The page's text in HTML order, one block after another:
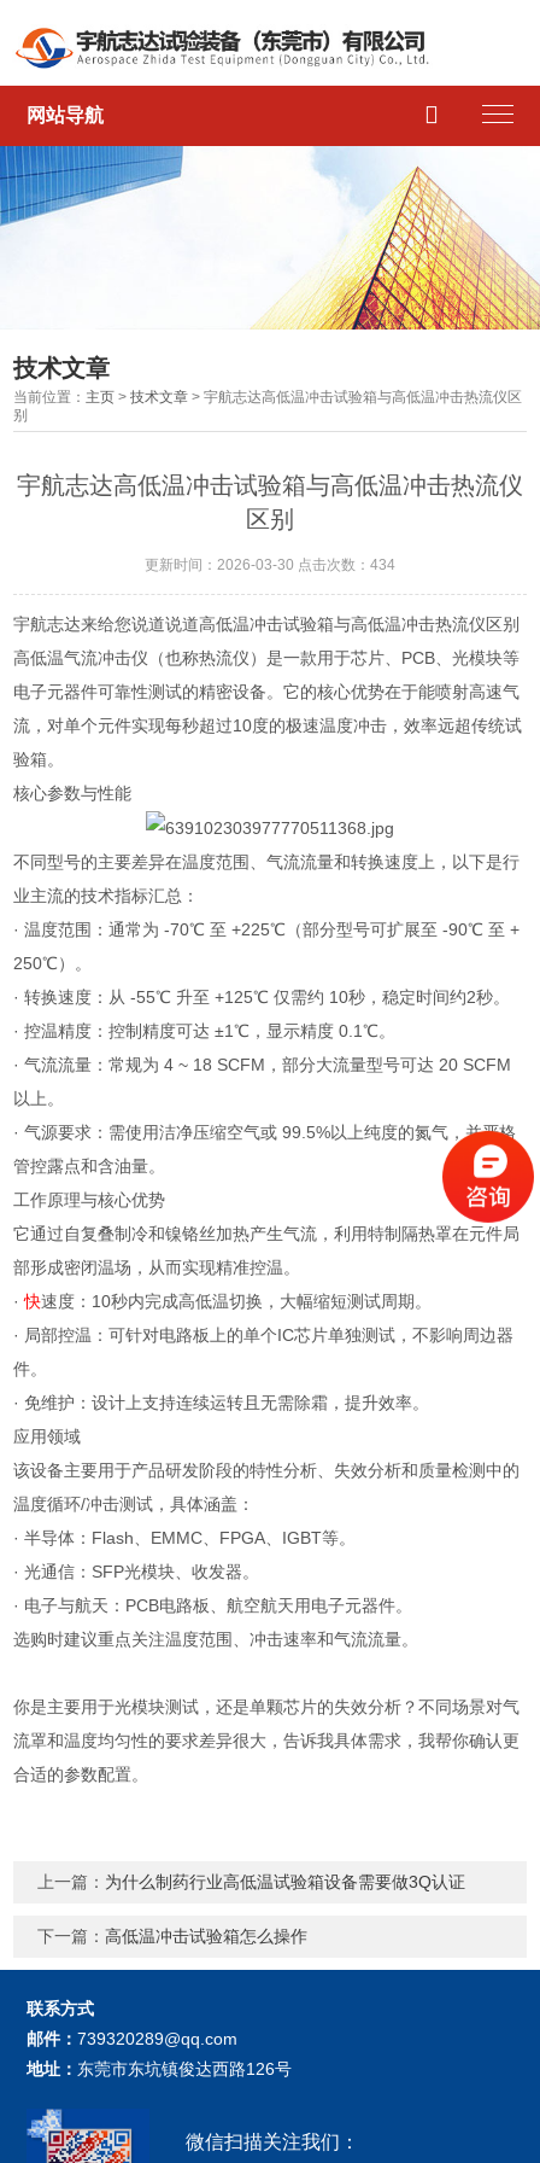
网站导航 
技术文章
当前位置： 主页 >技术文章 > 宇航志达高低温冲击试验箱与高低温冲击热流仪区
别
宇航志达高低温冲击试验箱与高低温冲击热流仪
区别
更新时间：2026-03-30 点击次数：434
宇航志达来给您说道说道高低温冲击试验箱与高低温冲击热流仪区别
高低温气流冲击仪（也称热流仪）是一款用于芯片、PCB、光模块等
电子元器件可靠性测试的精密设备。它的核心优势在于能喷射高速气
流，对单个元件实现每秒超过10度的极速温度冲击，效率远超传统试
验箱。
核心参数与性能
不同型号的主要差异在温度范围、气流流量和转换速度上，以下是行
业主流的技术指标汇总：
· 温度范围：通常为 -70℃ 至 +225℃（部分型号可扩展至 -90℃ 至 +
250℃）。
· 转换速度：从 -55℃ 升至 +125℃ 仅需约 10秒，稳定时间约2秒。
· 控温精度：控制精度可达 ±1℃，显示精度 0.1℃。
· 气流流量：常规为 4 ~ 18 SCFM，部分大流量型号可达 20 SCFM
以上。
· 气源要求：需使用洁净压缩空气或 99.5%以上纯度的氮气，并严格
管控露点和含油量。
工作原理与核心优势
它通过自复叠制冷和镍铬丝加热产生气流，利用特制隔热罩在元件局
部形成密闭温场，从而实现精准控温。
·快速度：10秒内完成高低温切换，大幅缩短测试周期。
· 局部控温：可针对电路板上的单个IC芯片单独测试，不影响周边器
件。
· 免维护：设计上支持连续运转且无需除霜，提升效率。
应用领域
该设备主要用于产品研发阶段的特性分析、失效分析和质量检测中的
温度循环/冲击测试，具体涵盖：
· 半导体：Flash、EMMC、FPGA、IGBT等。
· 光通信：SFP光模块、收发器。
· 电子与航天：PCB电路板、航空航天用电子元器件。
选购时建议重点关注温度范围、冲击速率和气流流量。
你是主要用于光模块测试，还是单颗芯片的失效分析？不同场景对气
流罩和温度均匀性的要求差异很大，告诉我具体需求，我帮你确认更
合适的参数配置。
上一篇： 为什么制药行业高低温试验箱设备需要做3Q认证
下一篇：高低温冲击试验箱怎么操作
联系方式
邮件：739320289@qq.com
地址： 东莞市东坑镇俊达西路126号
微信扫描关注我们：